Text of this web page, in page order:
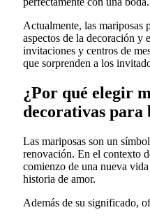
Actualmente, las mariposas
aspectos de la decoración y
invitaciones y centros de
que sorprenden a los
¿Por qué elegir
decorativas para
Las mariposas son un
renovación. En el contexto
comienzo de una nueva
historia de amor.
Además de su significado,